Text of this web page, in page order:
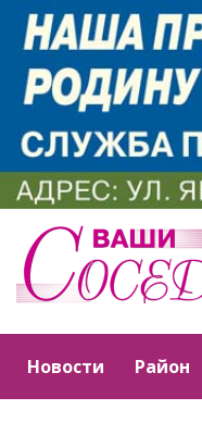
Новости Район